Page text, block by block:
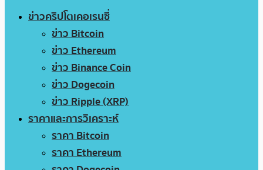
ข่าวคริปโตเคอเรนซี่
ข่าว Bitcoin
ข่าว Ethereum
ข่าว Binance Coin
ข่าว Dogecoin
ข่าว Ripple (XRP)
ราคาและการวิเคราะห์
ราคา Bitcoin
ราคา Ethereum